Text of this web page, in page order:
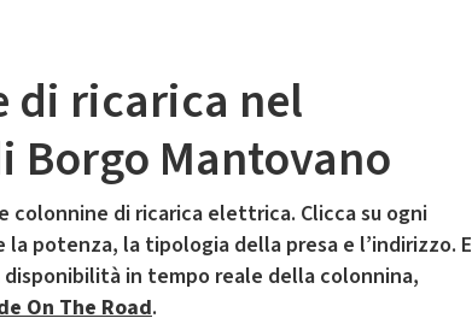
di ricarica nel
Borgo Mantovano
colonnine di ricarica elettrica. Clicca su ogni
potenza, la tipologia della presa e l’indirizzo. E
disponibilità in tempo reale della colonnina,
On The Road.